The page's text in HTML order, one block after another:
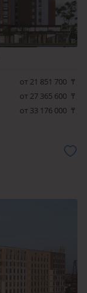
Это
от 21 851 700 ₸
от 27 365 600 ₸
от 33 176 000 ₸